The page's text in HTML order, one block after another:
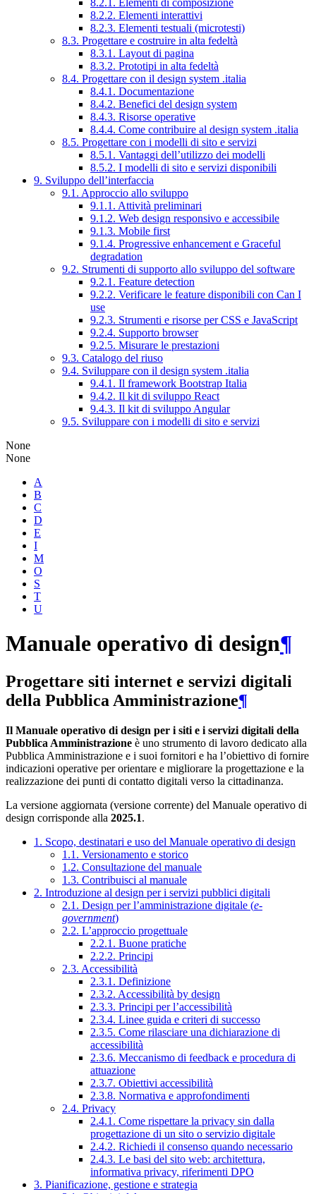
8.2.1. Elementi di composizione
8.2.2. Elementi interattivi
8.2.3. Elementi testuali (microtesti)
8.3. Progettare e costruire in alta fedeltà
8.3.1. Layout di pagina
8.3.2. Prototipi in alta fedeltà
8.4. Progettare con il design system .italia
8.4.1. Documentazione
8.4.2. Benefici del design system
8.4.3. Risorse operative
8.4.4. Come contribuire al design system .italia
8.5. Progettare con i modelli di sito e servizi
8.5.1. Vantaggi dell’utilizzo dei modelli
8.5.2. I modelli di sito e servizi disponibili
9. Sviluppo dell’interfaccia
9.1. Approccio allo sviluppo
9.1.1. Attività preliminari
9.1.2. Web design responsivo e accessibile
9.1.3. Mobile first
9.1.4. Progressive enhancement e Graceful
degradation
9.2. Strumenti di supporto allo sviluppo del software
9.2.1. Feature detection
9.2.2. Verificare le feature disponibili con Can I
use
9.2.3. Strumenti e risorse per CSS e JavaScript
9.2.4. Supporto browser
9.2.5. Misurare le prestazioni
9.3. Catalogo del riuso
9.4. Sviluppare con il design system .italia
9.4.1. Il framework Bootstrap Italia
9.4.2. Il kit di sviluppo React
9.4.3. Il kit di sviluppo Angular
9.5. Sviluppare con i modelli di sito e servizi
None
None
A
B
C
D
E
I
M
O
S
T
U
Manuale operativo di design¶
Progettare siti internet e servizi digitali
della Pubblica Amministrazione¶
Il Manuale operativo di design per i siti e i servizi digitali della
Pubblica Amministrazione è uno strumento di lavoro dedicato alla
Pubblica Amministrazione e i suoi fornitori e ha l’obiettivo di fornire
indicazioni operative per orientare e migliorare la progettazione e la
realizzazione dei punti di contatto digitali verso la cittadinanza.
La versione aggiornata (versione corrente) del Manuale operativo di
design corrisponde alla 2025.1.
1. Scopo, destinatari e uso del Manuale operativo di design
1.1. Versionamento e storico
1.2. Consultazione del manuale
1.3. Contribuisci al manuale
2. Introduzione al design per i servizi pubblici digitali
2.1. Design per l’amministrazione digitale (e-
government)
2.2. L’approccio progettuale
2.2.1. Buone pratiche
2.2.2. Principi
2.3. Accessibilità
2.3.1. Definizione
2.3.2. Accessibilità by design
2.3.3. Principi per l’accessibilità
2.3.4. Linee guida e criteri di successo
2.3.5. Come rilasciare una dichiarazione di
accessibilità
2.3.6. Meccanismo di feedback e procedura di
attuazione
2.3.7. Obiettivi accessibilità
2.3.8. Normativa e approfondimenti
2.4. Privacy
2.4.1. Come rispettare la privacy sin dalla
progettazione di un sito o servizio digitale
2.4.2. Richiedi il consenso quando necessario
2.4.3. Le basi del sito web: architettura,
informativa privacy, riferimenti DPO
3. Pianificazione, gestione e strategia